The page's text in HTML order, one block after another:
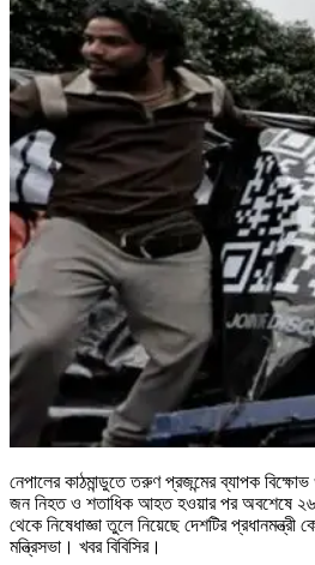
নেপালের কাঠমান্ডুতে তরুণ প্রজন্মের ব্যাপক
জন নিহত ও শতাধিক আহত হওয়ার পর অবশেষে
থেকে নিষেধাজ্ঞা তুলে নিয়েছে দেশটির প্রধানমন্ত্রী
মন্ত্রিসভা। খবর বিবিসির।